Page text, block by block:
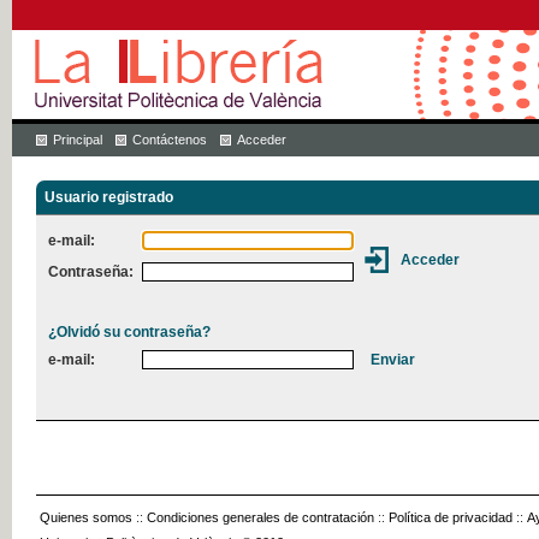
Principal Contáctenos Acceder
Usuario registrado
e-mail:
Contraseña:
¿Olvidó su contraseña?
e-mail:
Quienes somos :: Condiciones generales de contratación :: Política de privacidad ::